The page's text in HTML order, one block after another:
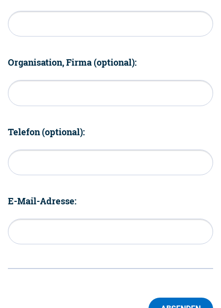
Organisation, Firma (optional):
Telefon (optional):
E-Mail-Adresse: